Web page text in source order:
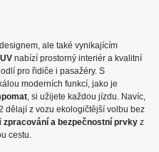
ale také vynikajícím
nabízí prostorný interiér a kvalitní
pro řidiče i pasažéry. S
moderních funkcí, jako je
, si užijete každou jízdu. Navíc,
dělají z vozu ekologičtější volbu bez
zpracování a bezpečnostní prvky z
cestu.